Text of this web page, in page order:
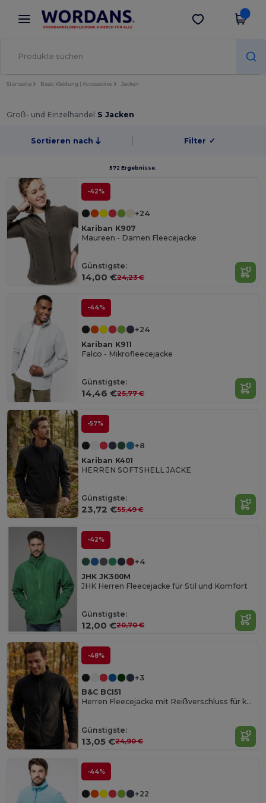
× Wordans App
Bessere Preise in der App!
App holen
Startseite Basic Kleidung | Accessoires Jacken
Groß- und Einzelhandel S Jacken
Sortieren nach Filter ✓
572 Ergebnisse.
-42%
+24
Kariban K907
Maureen - Damen Fleecejacke
Günstigste:
14,00 €24,23 €
-44%
+24
Kariban K911
Falco - Mikrofleecejacke
Günstigste:
14,46 €25,77 €
-57%
+8
Kariban K401
HERREN SOFTSHELL JACKE
Günstigste:
23,72 €55,49 €
-42%
+4
JHK JK300M
JHK Herren Fleecejacke für Stil und Komfort
Günstigste:
12,00 €20,70 €
-48%
+3
B&C BCI51
Herren Fleecejacke mit Reißverschluss für kalte Tage
Günstigste:
13,05 €24,90 €
-44%
+22